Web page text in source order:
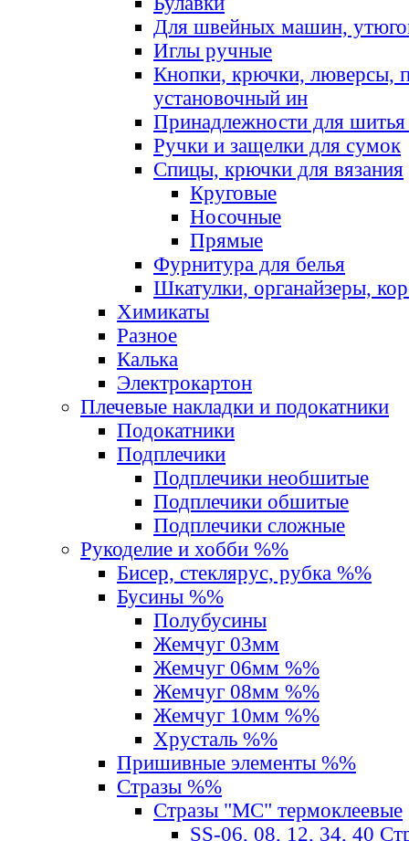
Для швейных машин,
Иглы ручные
Кнопки, крючки, люверсы,
установочный ин
Принадлежности для шитья
Ручки и защелки для сумок
Спицы, крючки для вязания
Круговые
Носочные
Прямые
Фурнитура для белья
Шкатулки, органайзеры,
Химикаты
Разное
Калька
Электрокартон
Плечевые накладки и подокатники
Подокатники
Подплечики
Подплечики необшитые
Подплечики обшитые
Подплечики сложные
Рукоделие и хобби %%
Бисер, стеклярус, рубка %%
Бусины %%
Полубусины
Жемчуг 03мм
Жемчуг 06мм %%
Жемчуг 08мм %%
Жемчуг 10мм %%
Хрусталь %%
Пришивные элементы %%
Стразы %%
Стразы "MС" термоклеевые
SS-06, 08, 12, 34, 40